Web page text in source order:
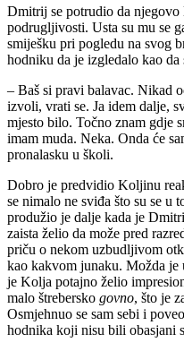
Dmitrij se potrudio da njegovo
podrugljivosti. Usta su mu se
smiješku pri pogledu na svog
hodniku da je izgledalo kao da
– Baš si pravi balavac. Nikad
izvoli, vrati se. Ja idem dalje,
mjesto bilo. Točno znam gdje
imam muda. Neka. Onda će
pronalasku u školi.
Dobro je predvidio Koljinu
se nimalo ne sviđa što su se u
produžio je dalje kada je
zaista želio da može pred
priču o nekom uzbudljivom
kao kakvom junaku. Možda
je Kolja potajno želio
malo štrebersko govno, što je
Osmjehnuo se sam sebi i
hodnika koji nisu bili obasjani